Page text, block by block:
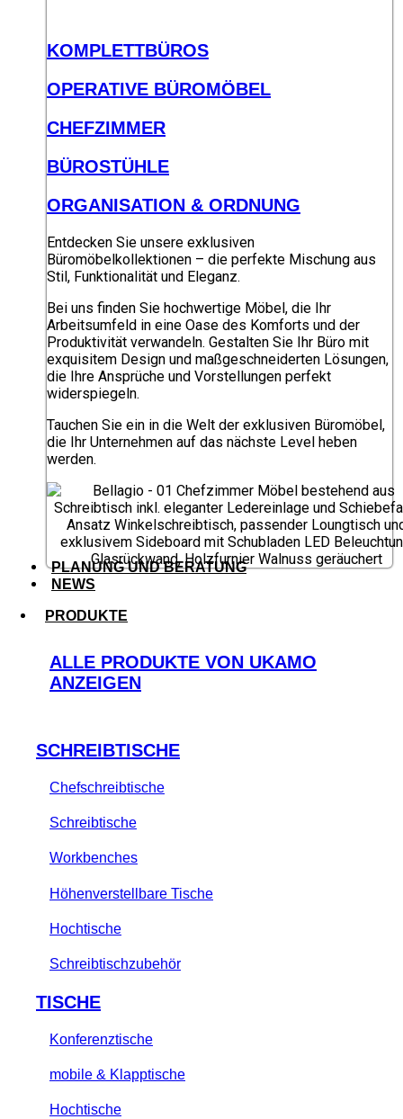
KOMPLETTBÜROS
OPERATIVE BÜROMÖBEL
CHEFZIMMER
BÜROSTÜHLE
ORGANISATION & ORDNUNG
Entdecken Sie unsere exklusiven
Büromöbelkollektionen – die perfekte Mischung aus
Stil, Funktionalität und Eleganz.
Bei uns finden Sie hochwertige Möbel, die Ihr
Arbeitsumfeld in eine Oase des Komforts und der
Produktivität verwandeln. Gestalten Sie Ihr Büro mit
exquisitem Design und maßgeschneiderten Lösungen,
die Ihre Ansprüche und Vorstellungen perfekt
widerspiegeln.
Tauchen Sie ein in die Welt der exklusiven Büromöbel,
die Ihr Unternehmen auf das nächste Level heben
werden.
PLANUNG UND BERATUNG
NEWS
PRODUKTE
ALLE PRODUKTE VON UKAMO
ANZEIGEN
SCHREIBTISCHE
Chefschreibtische
Schreibtische
Workbenches
Höhenverstellbare Tische
Hochtische
Schreibtischzubehör
TISCHE
Konferenztische
mobile & Klapptische
Hochtische